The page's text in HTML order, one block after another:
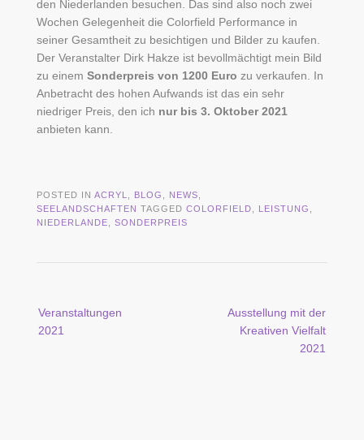
den Niederlanden besuchen. Das sind also noch zwei
Wochen Gelegenheit die Colorfield Performance in
seiner Gesamtheit zu besichtigen und Bilder zu kaufen.
Der Veranstalter Dirk Hakze ist bevollmächtigt mein Bild
zu einem Sonderpreis von 1200 Euro zu verkaufen. In
Anbetracht des hohen Aufwands ist das ein sehr
niedriger Preis, den ich nur bis 3. Oktober 2021
anbieten kann.
POSTED IN ACRYL BLOG NEWS
SEELANDSCHAFTEN TAGGED COLORFIELD LEISTUNG
NIEDERLANDE
SONDERPREIS
Veranstaltungen
2021
Ausstellung mit der
Kreativen Vielfalt
2021